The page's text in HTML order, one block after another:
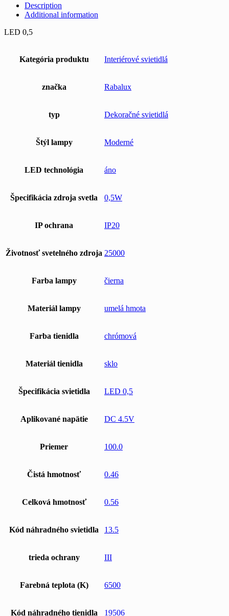
Description
Additional information
LED 0,5
Kategória produktu Interiérové svietidlá
značka Rabalux
typ Dekoračné svietidlá
Štýl lampy Moderné
LED technológia áno
Špecifikácia zdroja svetla 0,5W
IP ochrana IP20
Životnosť svetelného zdroja 25000
Farba lampy čierna
Materiál lampy umelá hmota
Farba tienidla chrómová
Materiál tienidla sklo
Špecifikácia svietidla LED 0,5
Aplikované napätie DC 4.5V
Priemer 100.0
Čistá hmotnosť 0.46
Celková hmotnosť 0.56
Kód náhradného svietidla 13.5
trieda ochrany III
Farebná teplota (K) 6500
Kód náhradného tienidla 19506